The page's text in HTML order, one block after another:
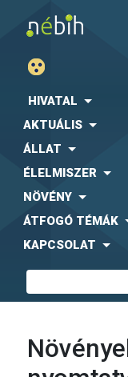
HIVATAL
AKTUÁLIS
ÁLLAT
ÉLELMISZER
NÖVÉNY
ÁTFOGÓ TÉMÁK
KAPCSOLAT